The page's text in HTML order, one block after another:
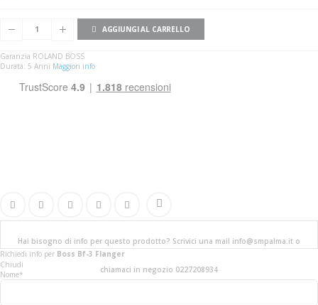
AGGIUNGI AL CARRELLO
Garanzia ROLAND BOSS
Durata: 5 Anni Maggiori info
Hai bisogno di info per questo prodotto? Scrivici una mail info@smpalma.it o
chiamaci in negozio 0227208934
Richiedi info per Boss Bf-3 Flanger
Chiudi
Nome*